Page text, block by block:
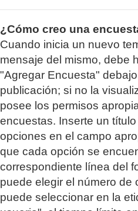
¿Cómo creo una
Cuando inicia un nuevo
mensaje del mismo, debe
"Agregar Encuesta"
publicación; si no la
posee los permisos
encuestas. Inserte un
opciones en el campo
que cada opción se
correspondiente línea del
puede elegir el número de
puede seleccionar en la